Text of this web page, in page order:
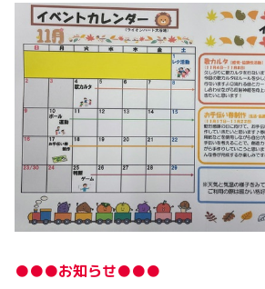
●●●お知らせ●●●